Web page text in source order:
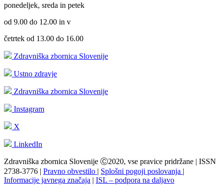
ponedeljek, sreda in petek
od 9.00 do 12.00 in v
četrtek od 13.00 do 16.00
Zdravniška zbornica Slovenije
Ustno zdravje
Zdravniška zbornica Slovenije
Instagram
X
LinkedIn
Zdravniška zbornica Slovenije Ⓒ2020, vse pravice pridržane | ISSN
2738-3776 | Pravno obvestilo | Splošni pogoji poslovanja |
Informacije javnega značaja | ISL – podpora na daljavo